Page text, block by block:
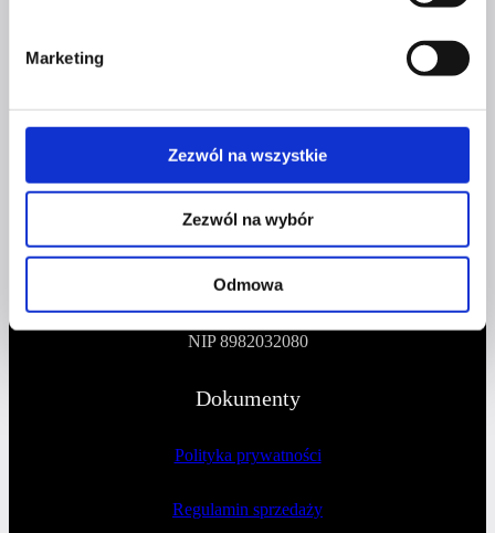
Marketing
Zezwól na wszystkie
Zezwól na wybór
Odmowa
Adres
CZERWONA SZPILKA
Na Polance 16A lok.9
51-109 Wrocław
NIP 8982032080
Dokumenty
Polityka prywatności
Regulamin sprzedaży